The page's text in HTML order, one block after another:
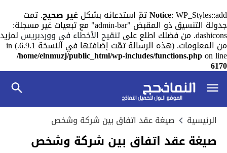
Notice: WP_Styles::add تمّ استدعائه بشكل غير صحيح. تمت
جدولة التنسيق ذو المقبض "admin-bar" مع تبعيات غير مسجلة:
dashicons. من فضلك اطلع على تنقيح الأخطاء في ووردبريس لمزيد
من المعلومات. (هذه الرسالة تمّت إضافتها في النسخة 6.9.1.) in
/home/elnmuzj/public_html/wp-includes/functions.phpon line
6170
الرئيسية صيغة عقد اتفاق بين شركة وشخص
صيغة عقد اتفاق بين شركة وشخص